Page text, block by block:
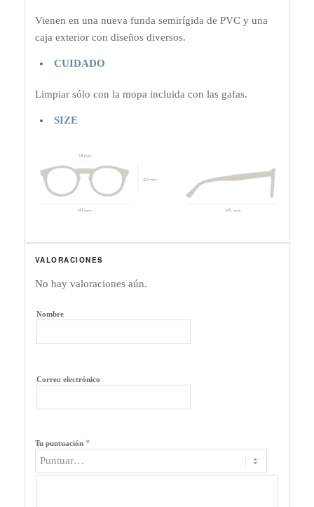
Vienen en una nueva funda semirígida de PVC y una
caja exterior con diseños diversos.
CUIDADO
Limpiar sólo con la mopa incluida con las gafas.
SIZE
VALORACIONES
No hay valoraciones aún.
Nombre
Correo electrónico
Tu puntuación *